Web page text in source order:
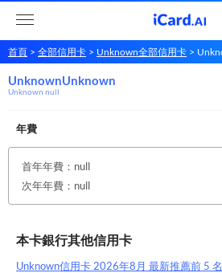
首頁 全部信用卡 Unknown全部信用卡
UnknownUnknown
UnknownUnknown
Unknown null
年費
首年年費：null
次年年費：null
本卡銀行其他信用卡
Unknown信用卡 2026年8月 最新推薦前 5 名